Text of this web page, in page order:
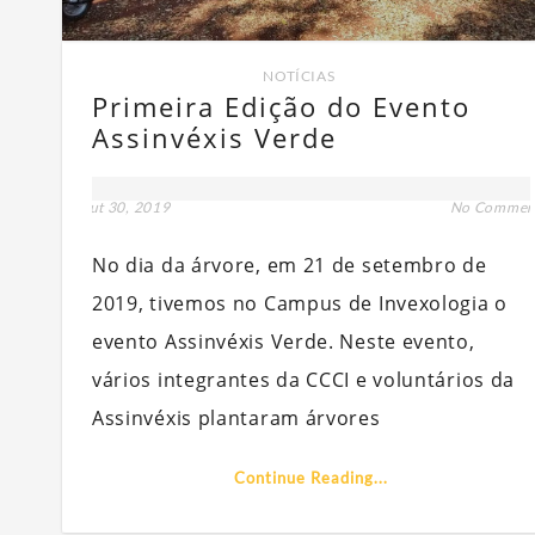
NOTÍCIAS
Primeira Edição do Evento
Assinvéxis Verde
out 30, 2019 No
No dia da árvore, em 21 de setembro de
2019, tivemos no Campus de Invexologia o
evento Assinvéxis Verde. Neste evento,
vários integrantes da CCCI e voluntários da
Assinvéxis plantaram árvores
Continue Reading...